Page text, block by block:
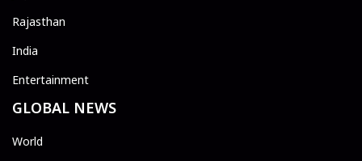
Rajasthan
India
Entertainment
GLOBAL NEWS
World